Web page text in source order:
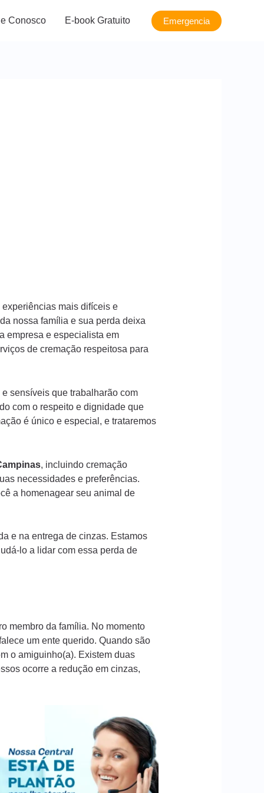
Conosco E-book Gratuito Emergencia
mais difíceis e
nossa família e sua perda deixa
empresa e especialista em
de cremação respeitosa para
sensíveis que trabalharão com
com o respeito e dignidade que
é único e especial, e trataremos
, incluindo cremação
necessidades e preferências.
a homenagear seu animal de
e na entrega de cinzas. Estamos
lo a lidar com essa perda de
membro da família. No momento
um ente querido. Quando são
o amiguinho(a). Existem duas
ocorre a redução em cinzas,